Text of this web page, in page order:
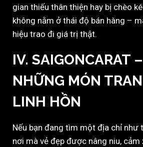
gian thiếu thân thiện hay bị chèo
không nằm ở thái độ bán hàng –
hiệu trao đi giá trị thật.
IV. SAIGONCARAT
NHỮNG MÓN
LINH HỒN
Nếu bạn đang tìm một địa chỉ như
nơi mà vẻ đẹp được nâng niu,